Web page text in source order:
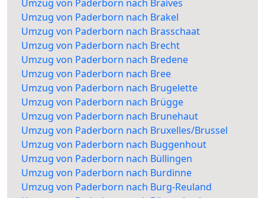
Umzug von Paderborn nach Braives
Umzug von Paderborn nach Brakel
Umzug von Paderborn nach Brasschaat
Umzug von Paderborn nach Brecht
Umzug von Paderborn nach Bredene
Umzug von Paderborn nach Bree
Umzug von Paderborn nach Brugelette
Umzug von Paderborn nach Brügge
Umzug von Paderborn nach Brunehaut
Umzug von Paderborn nach Bruxelles/Brussel
Umzug von Paderborn nach Buggenhout
Umzug von Paderborn nach Büllingen
Umzug von Paderborn nach Burdinne
Umzug von Paderborn nach Burg-Reuland